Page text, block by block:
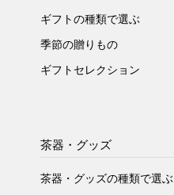
ギフトの種類で選ぶ
季節の贈りもの
ギフトセレクション
茶器・グッズ
茶器・グッズの種類で選ぶ